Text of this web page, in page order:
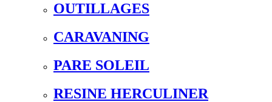
OUTILLAGES
CARAVANING
PARE SOLEIL
RESINE HERCULINER